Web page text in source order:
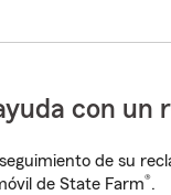
con un
de su
de State Farm®.